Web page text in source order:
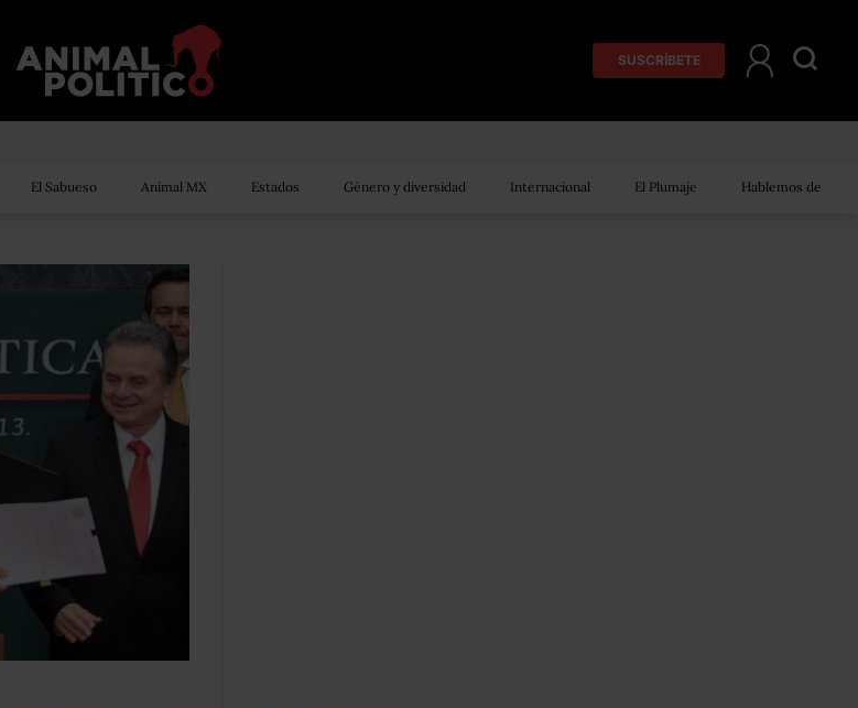
SUSCRÍBETE
El Sabueso Animal MX Estados Género y diversidad Internacional El Plumaje Hablemos de